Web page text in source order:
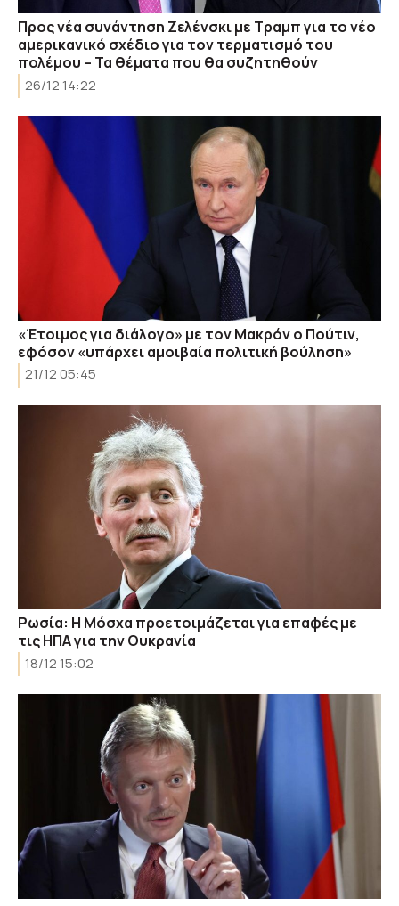
Προς νέα συνάντηση Ζελένσκι με Τραμπ για το νέο
αμερικανικό σχέδιο για τον τερματισμό του
πολέμου – Τα θέματα που θα συζητηθούν
26/12 14:22
«Έτοιμος για διάλογο» με τον Μακρόν ο Πούτιν,
εφόσον «υπάρχει αμοιβαία πολιτική βούληση»
21/12 05:45
Ρωσία: Η Μόσχα προετοιμάζεται για επαφές με
τις ΗΠΑ για την Ουκρανία
18/12 15:02